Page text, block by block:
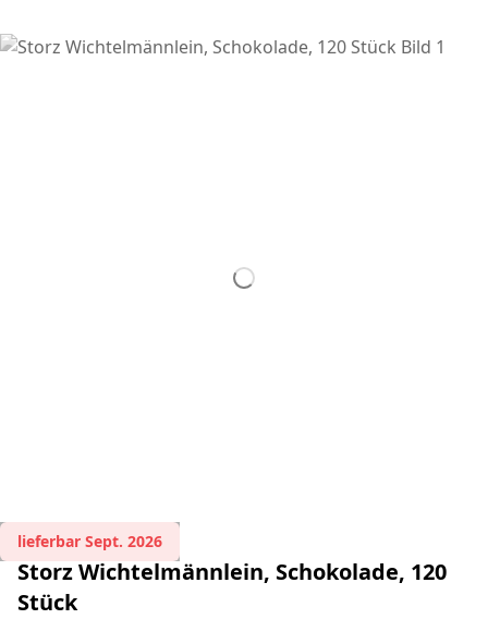
lieferbar Sept. 2026
Storz Wichtelmännlein, Schokolade, 120
Stück